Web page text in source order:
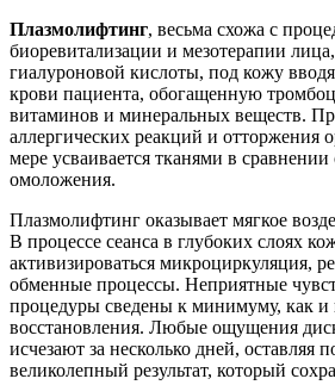
Плазмолифтинг, весьма схожа с
биоревитализации и мезотерапии
гиалуроновой кислоты, под кожу
крови пациента, обогащенную
витаминов и минеральных веществ.
аллергических реакций и отторжения
мере усваивается тканями в
омоложения.
Плазмолифтинг оказывает мягкое
В процессе сеанса в глубоких слоях
активизироваться микроциркуляция,
обменные процессы. Неприятные
процедуры сведены к минимуму, как и
восстановления. Любые ощущения
исчезают за несколько дней, оставляя
великолепный результат, который